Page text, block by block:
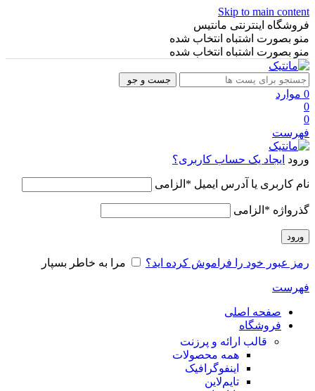
Skip to main content
فروشگاه اینترنتی مانتیس
منو بصورت اشتباه انتخاب شده
منو بصورت اشتباه انتخاب شده
جست و جو
0 موارد
0
0
فهرست
ورود ایجاد یک حساب کاربری؟
نام کاربری یا آدرس ایمیل * الزامی
گذرواژه * الزامی
ورود
رمز عبور خود را فراموش کرده اید؟ مرا به خاطر بسپار
فهرست
صفحه اصلی
فروشگاه
قالب ارائه و پرزنت
همه محصولات
اینفوگرافیک
تایم‌لاین